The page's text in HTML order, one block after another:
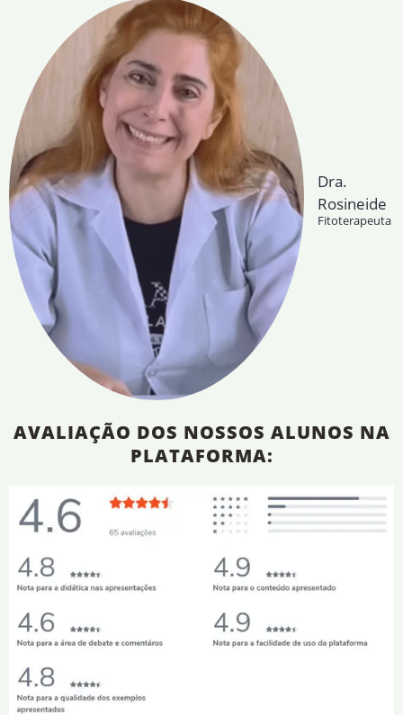
Dra.
Rosineide
Fitoterapeuta
AVALIAÇÃO DOS NOSSOS ALUNOS NA
PLATAFORMA: